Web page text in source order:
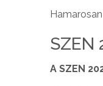
SZEN
A SZEN